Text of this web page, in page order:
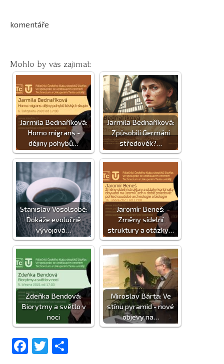
komentáře
Mohlo by vás zajímat:
Jarmila Bednaříková:
Homo migrans -
dějiny pohybů…
Jarmila Bednaříková:
Způsobili Germáni
středověk?…
Stanislav Vosolsobě:
Dokáže evolučně
vývojová…
Jaromír Beneš:
Změny sídelní
struktury a otázky…
Zdeňka Bendová:
Biorytmy a světlo v
noci
Miroslav Bárta: Ve
stínu pyramid - nové
objevy na…
Facebook
Twitter